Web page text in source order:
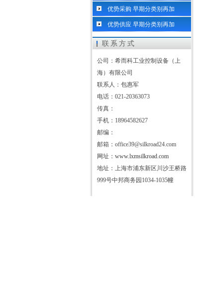
优势采购 早期分类别再加
优势供应 早期分类别再加
联系方式
公司：希而科工业控制设备（上
海）有限公司
联系人：包惠军
电话：021-20363073
传真：
手机：18964582627
邮编：
邮箱：office39@silkroad24.com
网址： www.lxmsilkroad.com
地址：上海市浦东新区川沙王桥路
999号中邦商务园1034-1035幢